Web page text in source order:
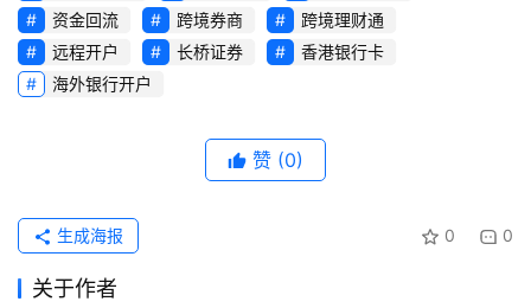
生
态
合
栏
资金回流
跨境券商
跨境理财通
远程开户
长桥证券
香港银行卡
海外银行开户
赞 (0)
0 0
生成海报
关于作者